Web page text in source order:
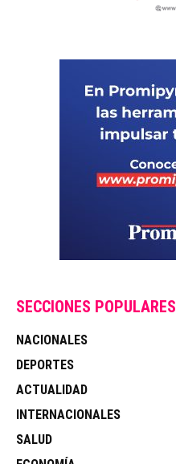
SECCIONES POPULARES
NACIONALES
DEPORTES
ACTUALIDAD
INTERNACIONALES
SALUD